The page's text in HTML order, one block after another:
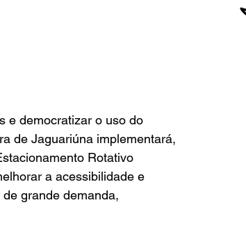
e democratizar o uso do
de Jaguariúna implementará,
Rotativo
a acessibilidade e
grande demanda,